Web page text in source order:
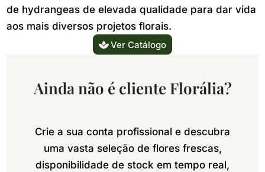
de hydrangeas de elevada qualidade para dar vida
aos mais diversos projetos florais.
Ver Catálogo
Ainda não é cliente Florália?
Crie a sua conta profissional e descubra
uma vasta seleção de flores frescas,
disponibilidade de stock em tempo real,